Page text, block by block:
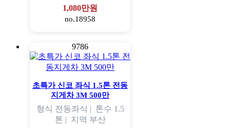
1,080만원
no.18958
9786
초특가 신코 좌식 1.5톤 전동
지게차 3M 500만
형식 전동좌식 | 톤수 1.5
톤 | 지역 부산